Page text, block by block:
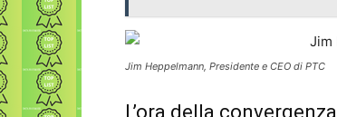
Jim Heppelmann, Presidente e CEO di PTC
L’ora della convergenza